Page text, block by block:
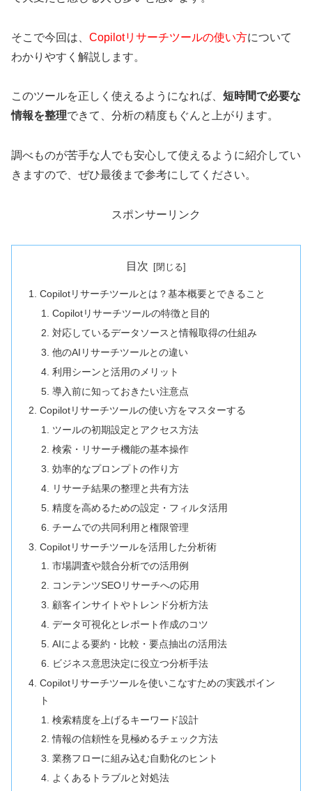
そこで今回は、 Copilotリサーチツールの使い方について
わかりやすく解説します。
このツールを正しく使えるようになれば、 短時間で必要な
情報を整理できて、分析の精度もぐんと上がります。
調べものが苦手な人でも安心して使えるように紹介してい
きますので、ぜひ最後まで参考にしてください。
スポンサーリンク
目次
Copilotリサーチツールとは？基本概要とできること
Copilotリサーチツールの特徴と目的
対応しているデータソースと情報取得の仕組み
他のAIリサーチツールとの違い
利用シーンと活用のメリット
導入前に知っておきたい注意点
Copilotリサーチツールの使い方をマスターする
ツールの初期設定とアクセス方法
検索・リサーチ機能の基本操作
効率的なプロンプトの作り方
リサーチ結果の整理と共有方法
精度を高めるための設定・フィルタ活用
チームでの共同利用と権限管理
Copilotリサーチツールを活用した分析術
市場調査や競合分析での活用例
コンテンツSEOリサーチへの応用
顧客インサイトやトレンド分析方法
データ可視化とレポート作成のコツ
AIによる要約・比較・要点抽出の活用法
ビジネス意思決定に役立つ分析手法
Copilotリサーチツールを使いこなすための実践ポイン
ト
検索精度を上げるキーワード設計
情報の信頼性を見極めるチェック方法
業務フローに組み込む自動化のヒント
よくあるトラブルと対処法